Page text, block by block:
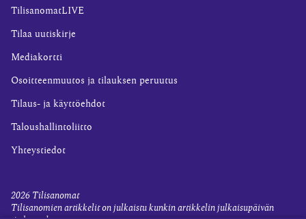
TilisanomatLIVE
Tilaa uutiskirje
Mediakortti
Osoitteenmuutos ja tilauksen peruutus
Tilaus- ja käyttöehdot
Taloushallintoliitto
Yhteystiedot
2026 Tilisanomat
Tilisanomien artikkelit on julkaistu kunkin artikkelin julkaisupäivän